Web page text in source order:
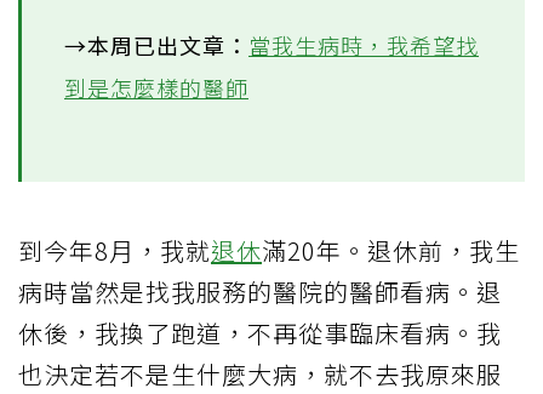
→本周已出文章： 當我生病時，我希望找
到是怎麼樣的醫師
到今年8月，我就退休滿20年。退休前，我生
病時當然是找我服務的醫院的醫師看病。退
休後，我換了跑道，不再從事臨床看病。我
也決定若不是生什麼大病，就不去我原來服